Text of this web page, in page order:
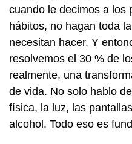
cuando le decimos a los
hábitos, no hagan toda
necesitan hacer. Y
resolvemos el 30 % de
realmente, una
de vida. No solo hablo
física, la luz, las
alcohol. Todo eso es